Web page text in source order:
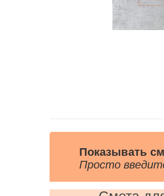
Показывать
Просто